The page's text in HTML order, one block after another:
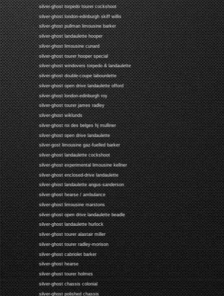
silver-ghost torpedo tourer cockshoot
silver-ghost london-edinburgh skiff willis
silver-ghost pullman limousine barker
silver-ghost landaulette hooper
silver-ghost limousine cunard
silver-ghost tourer hooper special
silver-ghost windovers torpedo & landaulette
silver-ghost double-coupe labourdette
silver-ghost open drive landaulette offord
silver-ghost london-edinburgh roy
silver-ghost tourer james radley
silver-ghost wiklunds
silver-ghost roi des belges hj mulliner
silver-ghost open drive landaulette
silver-gost limousine gaz-fuelled barker
silver-ghost landaulette cockshoot
silver-ghost experimental limousine kellner
silver-ghost enclosed-drive landaulette
silver-ghost landaulette angus-sanderson
silver-ghost hearse / ambulance
silver-ghost limousine marstons
silver-ghost open drive landaulette beadle
silver-ghost landaulette hurlock
silver-ghost tourer alastair miller
silver-ghost tourer radley-morison
silver-ghost cabriolet barker
silver-ghost hearse
silver-ghost tourer holmes
silver-ghost chassis colonial
silver-ghost polished chassis